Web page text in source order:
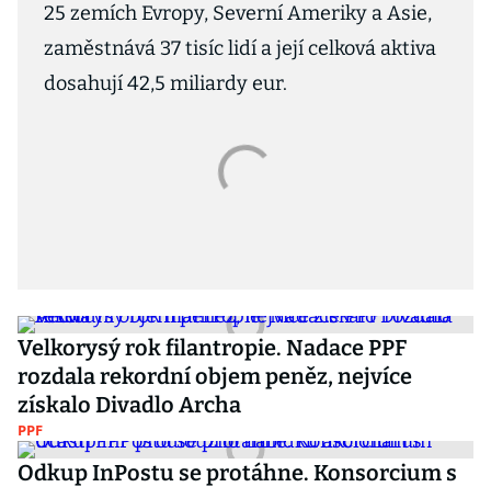
25 zemích Evropy, Severní Ameriky a Asie,
zaměstnává 37 tisíc lidí a její celková aktiva
dosahují 42,5 miliardy eur.
Velkorysý rok filantropie. Nadace PPF
rozdala rekordní objem peněz, nejvíce
získalo Divadlo Archa
PPF
Odkup InPostu se protáhne. Konsorcium s